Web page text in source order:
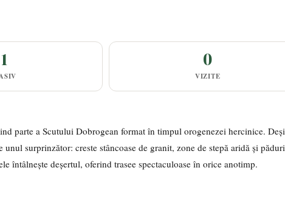
1 0
VIZITE
parte a Scutului Dobrogean format în timpul orogenezei hercinice. Deși
surprinzător: creste stâncoase de granit, zone de stepă aridă și păduri
întâlnește deșertul, oferind trasee spectaculoase în orice anotimp.